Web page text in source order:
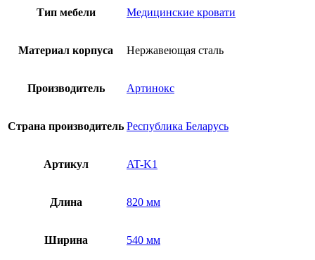
Тип мебели Медицинские кровати
Материал корпуса Нержавеющая сталь
Производитель Артинокс
Страна производитель Республика Беларусь
Артикул AT-K1
Длина 820 мм
Ширина 540 мм